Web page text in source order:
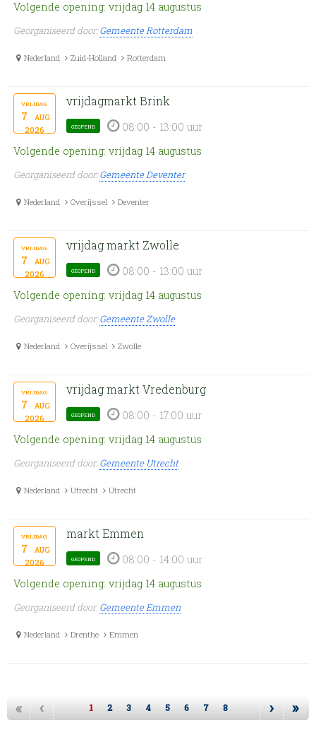
Volgende opening: vrijdag 14 augustus
Georganiseerd door:Gemeente Rotterdam
Nederland Zuid-Holland Rotterdam
vrijdag
7 aug
2026
vrijdagmarkt Brink
geopend
08:00 - 13:00 uur
Volgende opening: vrijdag 14 augustus
Georganiseerd door:Gemeente Deventer
Nederland Overijssel Deventer
vrijdag
7 aug
2026
vrijdag markt Zwolle
geopend
08:00 - 13:00 uur
Volgende opening: vrijdag 14 augustus
Georganiseerd door:Gemeente Zwolle
Nederland Overijssel Zwolle
vrijdag
7 aug
2026
vrijdag markt Vredenburg
geopend
08:00 - 17:00 uur
Volgende opening: vrijdag 14 augustus
Georganiseerd door:Gemeente Utrecht
Nederland Utrecht Utrecht
vrijdag
7 aug
2026
markt Emmen
geopend
08:00 - 14:00 uur
Volgende opening: vrijdag 14 augustus
Georganiseerd door:Gemeente Emmen
Nederland Drenthe Emmen
« ‹ 1 2 3 4 5 6 7 8 › »